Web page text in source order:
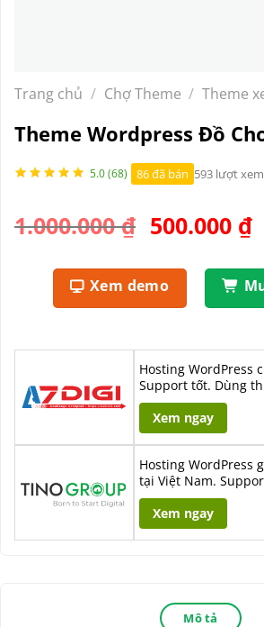
Trang chủ / Chợ Theme / Theme
Theme Wordpress Đồ
5.0 (68) 86 đã bán 593 lượt xem
1.000.000₫ Giá
là:
500.000 ₫
Xem demo
Hosting WordPress
Support tốt. Dùng
Xem ngay
Hosting WordPress
tại Việt Nam.
Xem ngay
Mô tả